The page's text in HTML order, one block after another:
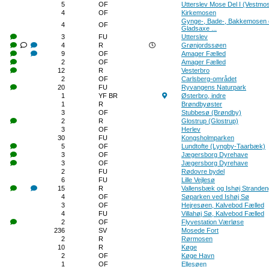
5 OF
Utterslev Mose Del I
4
OF
Kirkemosen
4
OF
Gynge-, Bade-, Bakkemosen
Gladsaxe ...
3
FU
Utterslev
4
R
Grønjordssøen
9
OF
Amager Fælled
2
OF
Amager Fælled
12
R
Vesterbro
2
OF
Carlsberg-området
20
FU
Ryvangens Naturpark
1
YF BR
Østerbro, indre
1
R
Brøndbyøster
3
OF
Stubbesø (Brøndby)
2
R
Glostrup (Glostrup)
3
OF
Herlev
30
FU
Kongsholmparken
5
OF
Lundtofte (Lyngby-Taarbæk)
3
OF
Jægersborg Dyrehave
3
OF
Jægersborg Dyrehave
2
FU
Rødovre bydel
6
FU
Lille Vejlesø
15
R
Vallensbæk og Ishøj
4
OF
Søparken ved Ishøj Sø
3
OF
Hejresøen, Kalvebod Fælled
4
FU
Villahøj Sø, Kalvebod Fælled
2
OF
Flyvestation Værløse
236
SV
Mosede Fort
2
R
Rørmosen
10
R
Køge
2
OF
Køge Havn
1
OF
Ellesøen